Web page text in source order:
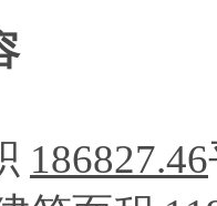
186827.46